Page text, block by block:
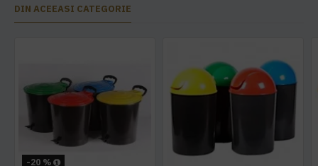
DIN ACEEASI CATEGORIE
-20 %